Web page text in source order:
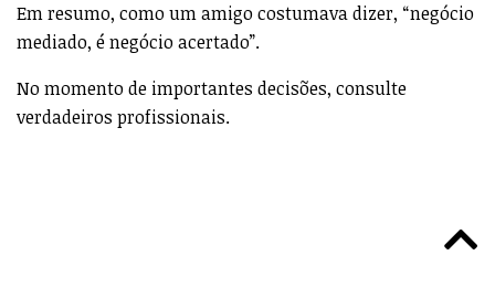
Em resumo, como um amigo costumava dizer, “negócio
mediado, é negócio acertado”.
No momento de importantes decisões, consulte
verdadeiros profissionais.